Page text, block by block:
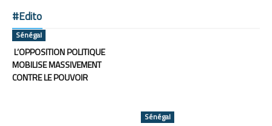
#Edito
Sénégal
L’OPPOSITION POLITIQUE
MOBILISE MASSIVEMENT
CONTRE LE POUVOIR
Sénégal